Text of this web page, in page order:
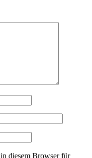
diesem Browser für